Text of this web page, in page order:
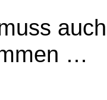
auch
…